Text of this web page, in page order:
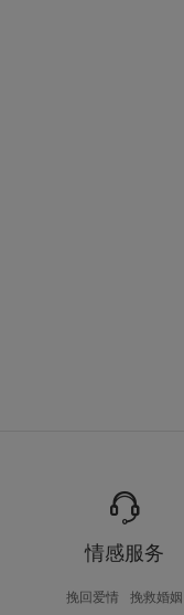
情感服务
挽回爱情 挽救婚姻